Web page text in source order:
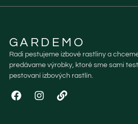
GARDEMO
Radi pestujeme izbové rastliny a
predávame výrobky, ktoré sme sami
pestovaní izbových rastlín.